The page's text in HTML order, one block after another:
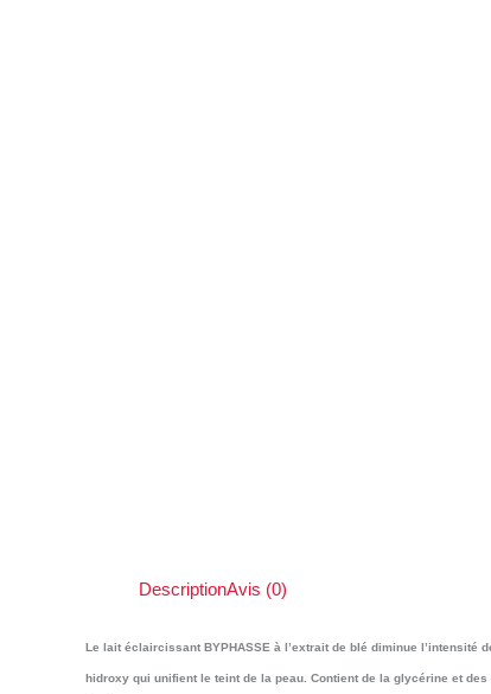
DescriptionAvis (0)
Le lait éclaircissant BYPHASSE à l’extrait de blé diminue
hidroxy qui unifient le teint de la peau. Contient de la glycérine et